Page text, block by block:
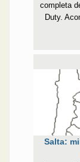
completa
Duty.
Salta: